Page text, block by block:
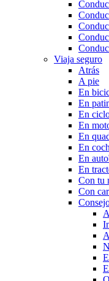
Viaja seguro
Atrás
A pie
En
En
En
En
En
En
En
En
Con tu
Con